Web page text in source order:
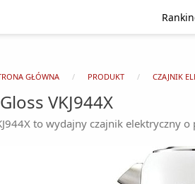
GŁÓWNA PRODUKT CZAJNIK
VKJ944X
to wydajny czajnik elektryczny